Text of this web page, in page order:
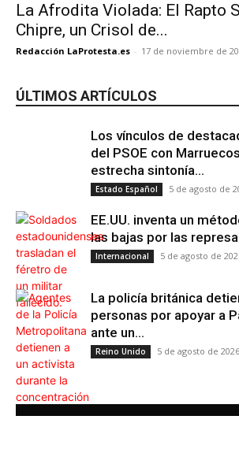
La Afrodita Violada: El Rapto
Chipre, un Crisol de...
Redacción LaProtesta.es - 17 de noviembre de
ÚLTIMOS ARTÍCULOS
Los vínculos de
del PSOE con
estrecha sintonía...
Estado Español 5 de agosto de
EE.UU. inventa un
las bajas por las
Internacional 5 de agosto de
La policía británica
personas por apoyar a
ante un...
Reino Unido 5 de agosto de 2026